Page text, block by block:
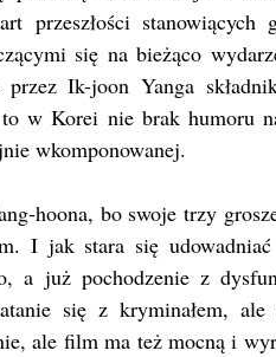
stanowiących
się na bieżąco
Ik-joon Yanga
w Korei nie brak humoru
wkomponowanej.
hoona, bo swoje trzy
I jak stara się
a już pochodzenie z
się z kryminałem,
ale film ma też mocną i